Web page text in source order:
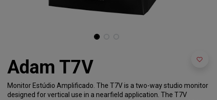
Adam T7V
Monitor Estúdio Amplificado. The T7V is a two-way studio monitor
designed for vertical use in a nearfield application. The T7V